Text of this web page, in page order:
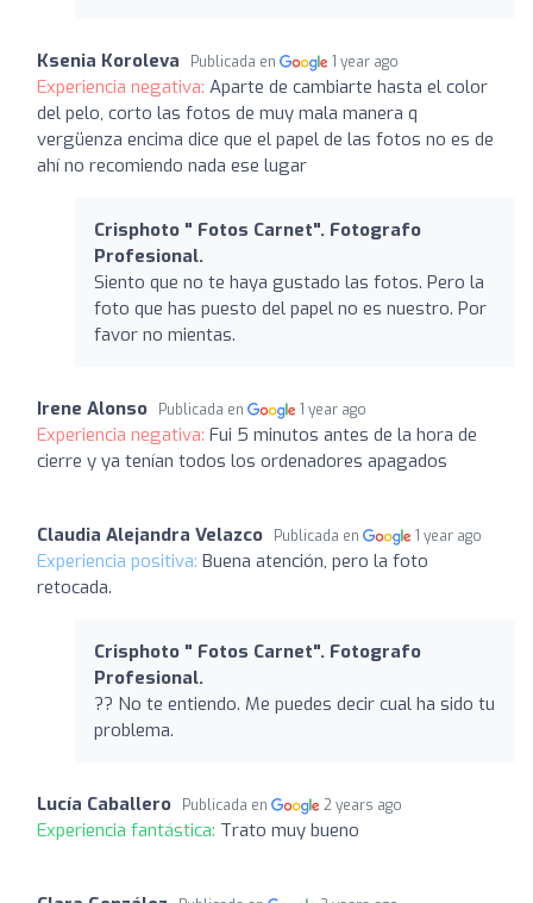
Ksenia Koroleva Publicada en 1 year ago
Experiencia negativa: Aparte de cambiarte hasta el color
del pelo, corto las fotos de muy mala manera q
vergüenza encima dice que el papel de las fotos no es de
ahí no recomiendo nada ese lugar
Crisphoto " Fotos Carnet". Fotografo
Profesional.
Siento que no te haya gustado las fotos. Pero la
foto que has puesto del papel no es nuestro. Por
favor no mientas.
Irene Alonso Publicada en 1 year ago
Experiencia negativa: Fui 5 minutos antes de la hora de
cierre y ya tenían todos los ordenadores apagados
Claudia Alejandra Velazco Publicada en 1 year ago
Experiencia positiva: Buena atención, pero la foto
retocada.
Crisphoto " Fotos Carnet". Fotografo
Profesional.
?? No te entiendo. Me puedes decir cual ha sido tu
problema.
Lucía Caballero Publicada en 2 years ago
Experiencia fantástica: Trato muy bueno